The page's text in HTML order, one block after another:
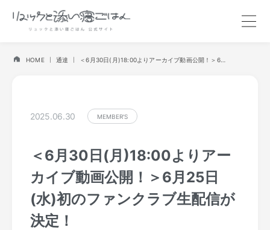
HOME 通達 ＜6月30日(月)18:00よりアーカイブ動画公開！＞6月25日(水)初のファンクラブ生配信が決定！
2025.06.30 MEMBER'S
＜6月30日(月)18:00よりアー
カイブ動画公開！＞6月25日
(水)初のファンクラブ生配信が
決定！